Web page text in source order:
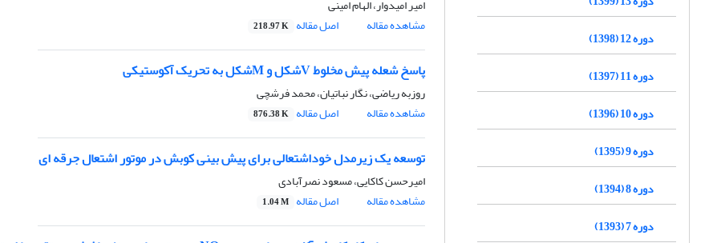
امیر امیدوار، الهام امینی
مشاهده مقاله
اصل مقاله 218.97 K
پاسخ شعله پیش مخلوط Vشکل و Mشکل به تحریک آکوستیکی
روزبه ریاضی، نگار نباتیان، محمد فرشچی
مشاهده مقاله
اصل مقاله 876.38 K
توسعه یک زیرمدل خوداشتعالی برای پیش­ بینی کوبش در موتور اشتعال جرقه ­ای
امیرحسن کاکایی، مسعود نصرآبادی
مشاهده مقاله
اصل مقاله 1.04 M
دوره 12 (1398)
دوره 11 (1397)
دوره 10 (1396)
دوره 9 (1395)
دوره 8 (1394)
دوره 7 (1393)